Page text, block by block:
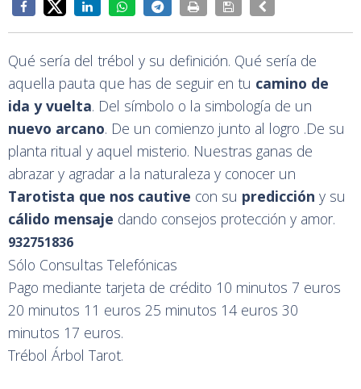
Qué sería del trébol y su definición. Qué sería de
aquella pauta que has de seguir en tu camino de
ida y vuelta. Del símbolo o la simbología de un
nuevo arcano. De un comienzo junto al logro .De su
planta ritual y aquel misterio. Nuestras ganas de
abrazar y agradar a la naturaleza y conocer un
Tarotista que nos cautive con su predicción y su
cálido mensaje dando consejos protección y amor.
932751836
Sólo Consultas Telefónicas
Pago mediante tarjeta de crédito 10 minutos 7 euros
20 minutos 11 euros 25 minutos 14 euros 30
minutos 17 euros.
Trébol Árbol Tarot.